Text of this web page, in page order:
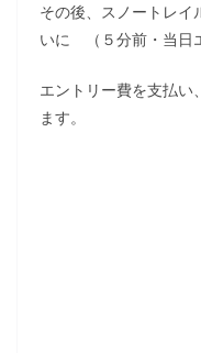
その後、スノートレイ
いに （５分前・当日
エントリー費を支払い
ます。